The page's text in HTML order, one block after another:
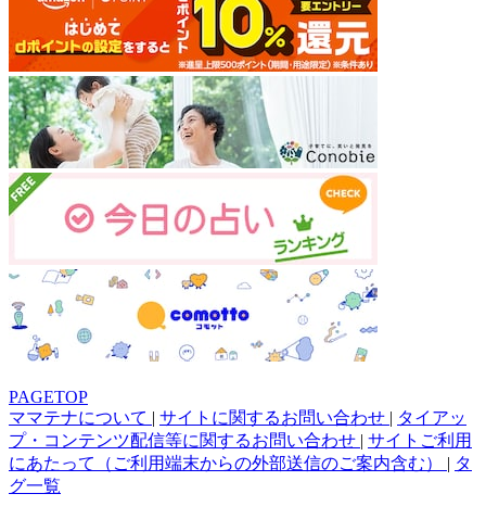
PAGETOP
ママテナについて | サイトに関するお問い合わせ | タイアッ
プ・コンテンツ配信等に関するお問い合わせ | サイトご利用
にあたって（ご利用端末からの外部送信のご案内含む） | タ
グ一覧